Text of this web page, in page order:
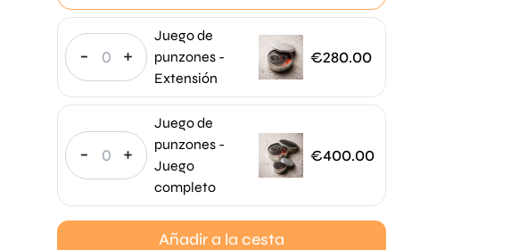
- +
Juego de
punzones -
Extensión
€280.00
- +
Juego de
punzones -
Juego
completo
€400.00
Añadir a la cesta